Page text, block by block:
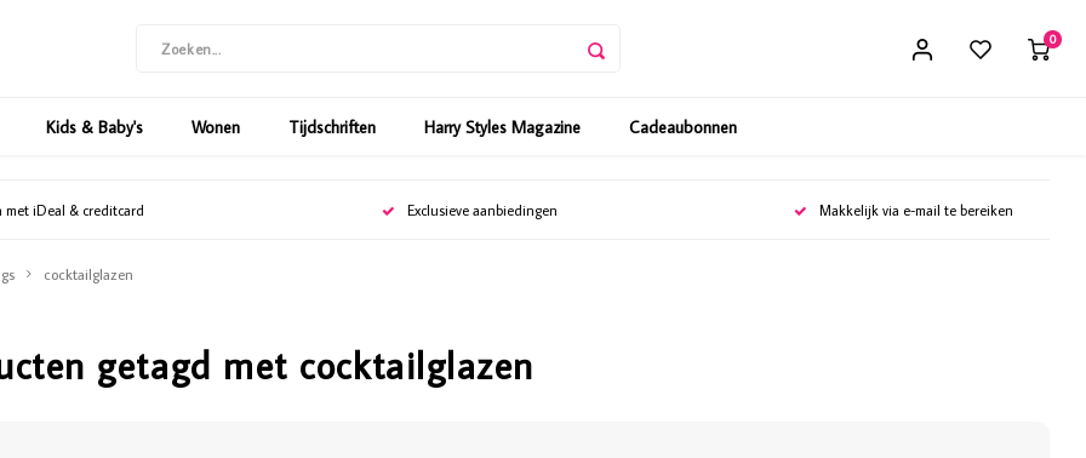
0
Kids & Baby's Wonen Tijdschriften Harry Styles Magazine Cadeaubonnen
met iDeal & creditcard Exclusieve aanbiedingen Makkelijk via e-mail te bereiken
cocktailglazen
getagd met cocktailglazen